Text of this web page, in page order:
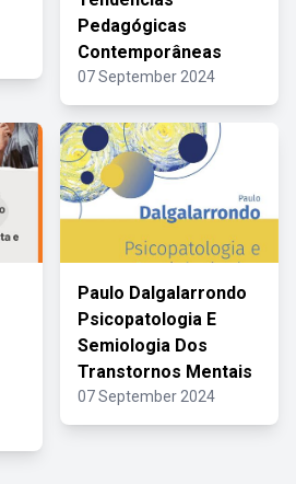
Pedagógicas
Contemporâneas
07 September 2024
Paulo Dalgalarrondo
Psicopatologia E
Semiologia Dos
Transtornos Mentais
07 September 2024